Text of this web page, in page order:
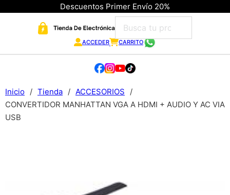
Descuentos Primer Envío 20%
ACCEDER CARRITO
Inicio / Tienda / ACCESORIOS
/
CONVERTIDOR MANHATTAN VGA A HDMI + AUDIO Y AC VIA
USB